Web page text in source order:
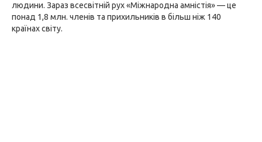
людини. Зараз всесвітній рух «Міжнародна амністія» — це
понад 1,8 млн. членів та прихильників в більш ніж 140
країнах світу.